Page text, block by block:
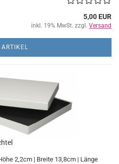
5,00 EUR
inkl. 19% MwSt. zzgl. Versand
2,2cm | Breite 13,8cm | Länge